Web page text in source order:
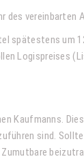
des
spätestens um
Logispreises
Kaufmanns.
sind.